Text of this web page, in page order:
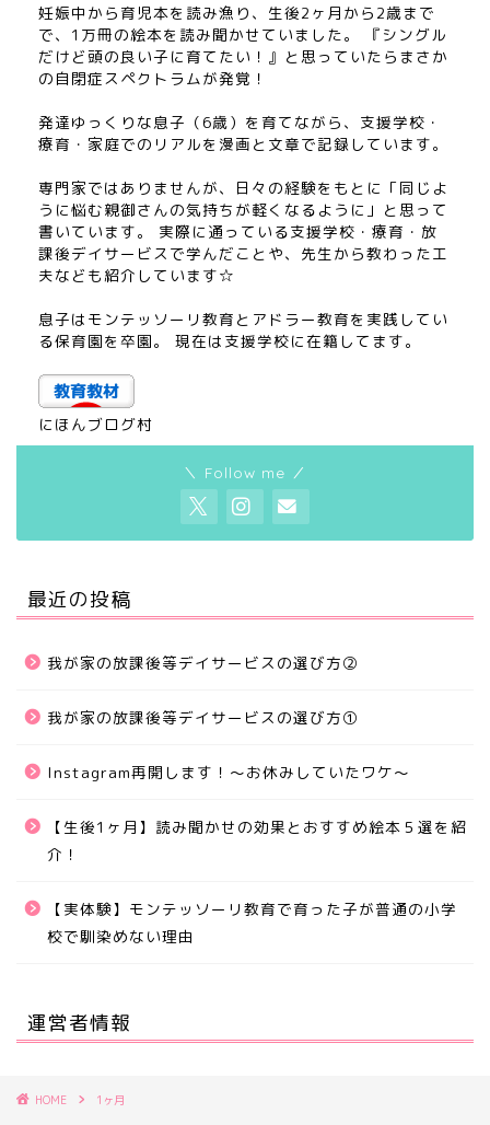
妊娠中から育児本を読み漁り、生後2ヶ月から2歳まで
で、1万冊の絵本を読み聞かせていました。 『シングル
だけど頭の良い子に育てたい！』と思っていたらまさか
の自閉症スペクトラムが発覚！
発達ゆっくりな息子（6歳）を育てながら、支援学校・
療育・家庭でのリアルを漫画と文章で記録しています。
専門家ではありませんが、日々の経験をもとに「同じよ
うに悩む親御さんの気持ちが軽くなるように」と思って
書いています。 実際に通っている支援学校・療育・放
課後デイサービスで学んだことや、先生から教わった工
夫なども紹介しています☆
息子はモンテッソーリ教育とアドラー教育を実践してい
る保育園を卒園。 現在は支援学校に在籍してます。
にほんブログ村
＼ Follow me ／
最近の投稿
我が家の放課後等デイサービスの選び方②
我が家の放課後等デイサービスの選び方①
Instagram再開します！〜お休みしていたワケ〜
【生後1ヶ月】読み聞かせの効果とおすすめ絵本５選を紹
介！
【実体験】モンテッソーリ教育で育った子が普通の小学
校で馴染めない理由
運営者情報
HOME 1ヶ月